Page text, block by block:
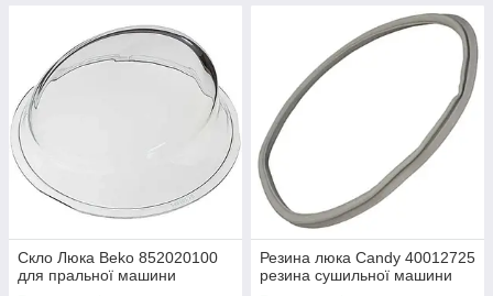
Скло Люка Beko 852020100
для пральної машини
Резина люка Candy 40012725
резина сушильної машини